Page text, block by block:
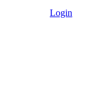
Login